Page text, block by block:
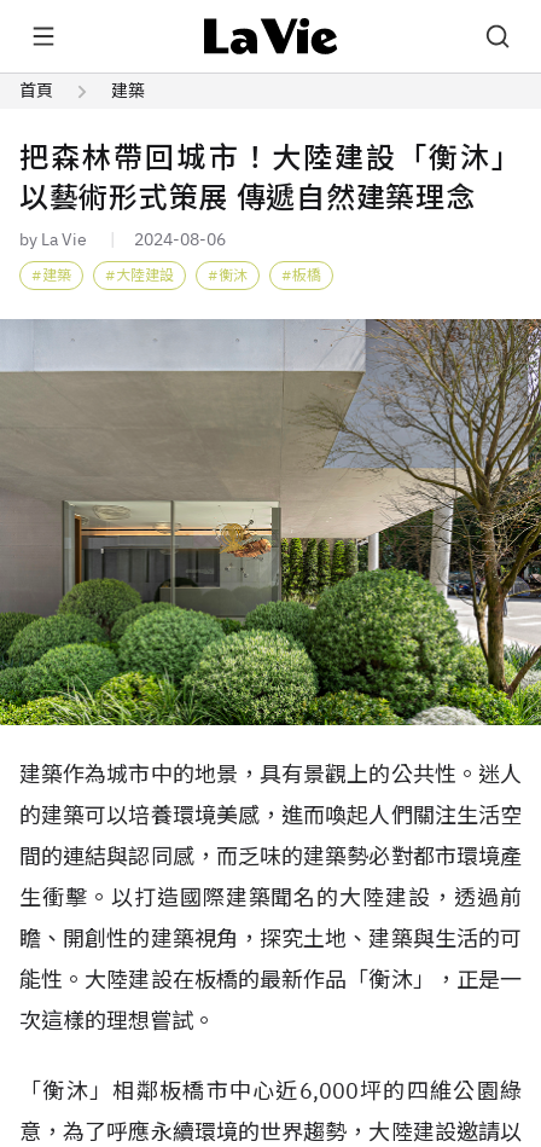
首頁 建築
把森林帶回城市！大陸建設「衡沐」
以藝術形式策展 傳遞自然建築理念
by La Vie 2024-08-06
建築 大陸建設 衡沐 板橋
建築作為城市中的地景，具有景觀上的公共性。迷人
的建築可以培養環境美感，進而喚起人們關注生活空
間的連結與認同感，而乏味的建築勢必對都市環境產
生衝擊。以打造國際建築聞名的大陸建設，透過前
瞻、開創性的建築視角，探究土地、建築與生活的可
能性。大陸建設在板橋的最新作品「衡沐」，正是一
次這樣的理想嘗試。
「衡沐」相鄰板橋市中心近6,000坪的四維公園綠
意，為了呼應永續環境的世界趨勢，大陸建設邀請以